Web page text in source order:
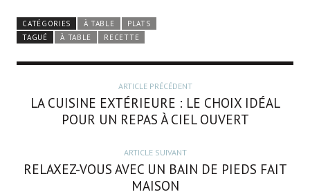
CATÉGORIES À TABLE
PLATS
TAGUÉ
À TABLE RECETTE
ARTICLE PRÉCÉDENT
LA CUISINE EXTÉRIEURE : LE CHOIX IDÉAL
POUR UN REPAS À CIEL OUVERT
ARTICLE SUIVANT
RELAXEZ-VOUS AVEC UN BAIN DE PIEDS FAIT
MAISON